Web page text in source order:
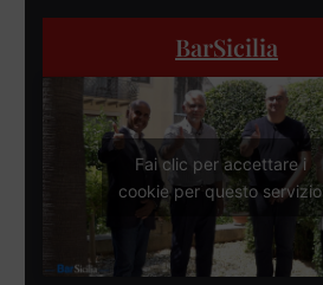
BarSicilia
Fai clic per accettare i
cookie per questo servizio